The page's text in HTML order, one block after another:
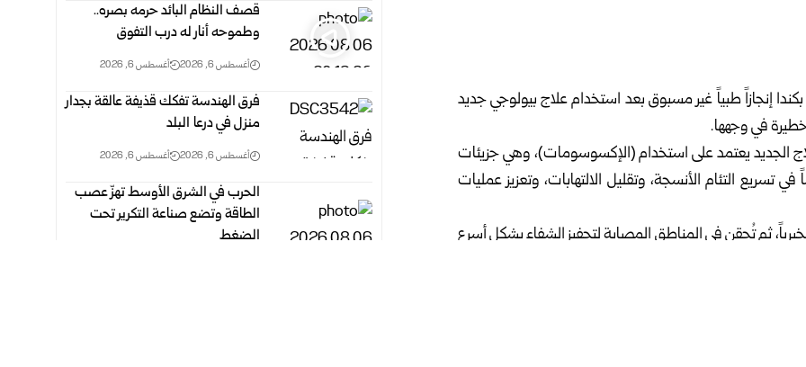
إنجازاً طبياً غير مسبوق بعد استخدام علاج بيولوجي جديد
في وجهها.
أن العلاج الجديد يعتمد على استخدام (الإكسوسومات)، وهي جزيئات
تسريع التئام الأنسجة، وتقليل الالتهابات، وتعزيز عمليات
ثم تُحقن في المناطق المصابة لتحفيز الشفاء بشكل أسرع
قصف النظام البائد حرمه بصره..
وطموحه أنار له درب التفوق
أغسطس 6, 2026 أغسطس 6, 2026
فرق الهندسة تفكك قذيفة عالقة بجدار
منزل في درعا البلد
أغسطس 6, 2026 أغسطس 6, 2026
الحرب في الشرق الأوسط تهزّ عصب
الطاقة وتضع صناعة التكرير تحت
الضغط